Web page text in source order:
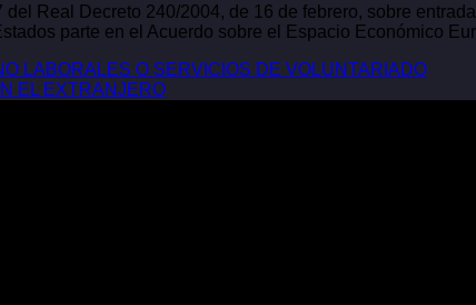
Real Decreto 240/2004, de 16 de febrero, sobre
parte en el Acuerdo sobre el Espacio Económico
LABORALES O SERVICIOS DE VOLUNTARIADO
EL EXTRANJERO